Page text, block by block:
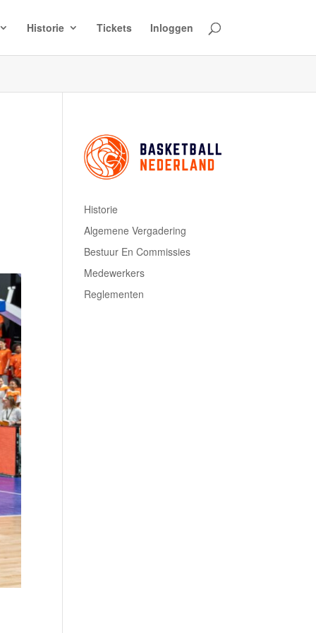
Historie Tickets Inloggen
Historie
Algemene Vergadering
Bestuur En Commissies
Medewerkers
Reglementen